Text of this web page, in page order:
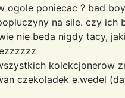
ogole poniecac ? bad
na sile. czy ich
nie beda nigdy tacy,
kolekcjonerow
czekoladek e.wedel